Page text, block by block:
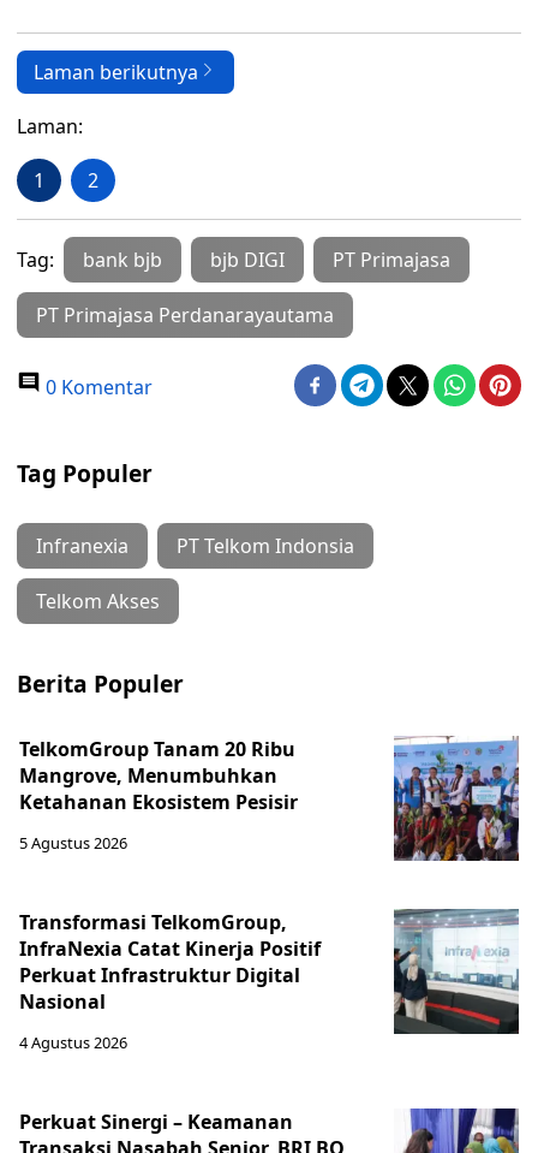
Laman berikutnya
Laman:
1 2
Tag: bank bjb bjb DIGI PT Primajasa
PT Primajasa Perdanarayautama
0 Komentar
Tag Populer
Infranexia PT Telkom Indonsia
Telkom Akses
Berita Populer
TelkomGroup Tanam 20 Ribu
Mangrove, Menumbuhkan
Ketahanan Ekosistem Pesisir
5 Agustus 2026
Transformasi TelkomGroup,
InfraNexia Catat Kinerja Positif
Perkuat Infrastruktur Digital
Nasional
4 Agustus 2026
Perkuat Sinergi – Keamanan